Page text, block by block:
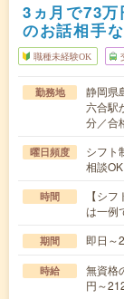
3ヵ月で73
のお話相手
職種未経験OK
勤務地
静岡県
六合駅
分／合
曜日頻度
シフト
相談OK
時間
【シ
は一例
期間 即日～
時給
無資格
円～